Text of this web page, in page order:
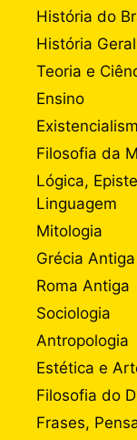
História do
História Geral
Teoria e
Ensino
Filosofia da
Lógica,
Linguagem
Mitologia
Grécia Antiga
Roma Antiga
Sociologia
Antropologia
Estética e
Filosofia do
Frases,